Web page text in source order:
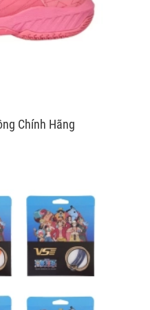
Chính Hãng